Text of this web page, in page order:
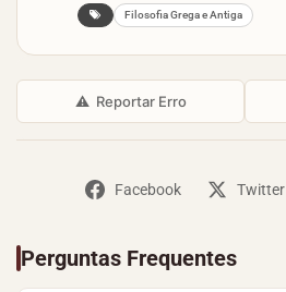
Filosofia Grega e Antiga
⚠ Reportar Erro
Facebook Twitter
Perguntas Frequentes